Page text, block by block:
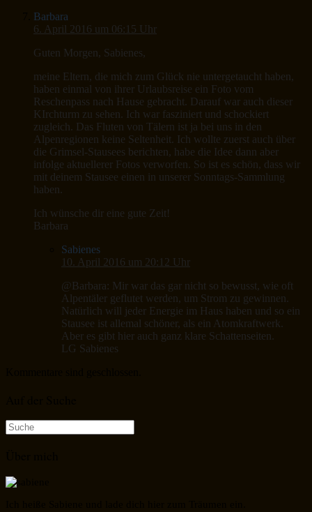
Barbara
6. April 2016 um 06:15 Uhr
Guten Morgen, Sabienes,
meine Eltern, die mich zum Glück nie untergetaucht haben,
haben einmal von ihrer Urlaubsreise ein Foto vom
Reschenpass nach Hause gebracht. Darauf war auch dieser
KIrchturm zu sehen. Ich war fasziniert und schockiert
zugleich. Das Fluten von Tälern ist ja bei uns in den
Alpenregionen keine Seltenheit. Ich wollte zuerst auch über
die Grimsel-Stausees berichten, habe die Idee dann aber
infolge aktuellerer Fotos verworfen. So ist es schön, dass wir
mit deinem Stausee einen in unserer Sonntags-Sammlung
haben.
Ich wünsche dir eine gute Zeit!
Barbara
Sabienes
10. April 2016 um 20:12 Uhr
@Barbara: Mir war das gar nicht so bewusst, wie oft
Alpentäler geflutet werden, um Strom zu gewinnen.
Natürlich will jeder Energie im Haus haben und so ein
Stausee ist allemal schöner, als ein Atomkraftwerk.
Aber es gibt hier auch ganz klare Schattenseiten.
LG Sabienes
Suche
nach: